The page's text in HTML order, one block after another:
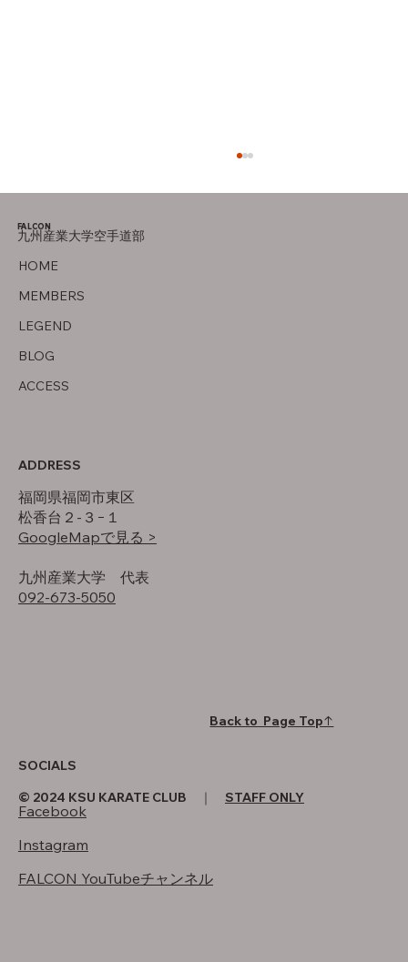
母の存在
HOME
MEMBERS
LEGEND
BLOG
ACCESS
FALCON
九州産業大学空手道部
ADDRESS
福岡県福岡市東区
松香台２-３−１
GoogleMapで見る >
​九州産業大学 代表
092-673-5050
SOCIALS
Facebook
Instagram
FALCON YouTubeチャンネル
Back to Page Top↑
© 2024 KSU KARATE CLUB ｜ STAFF ONLY